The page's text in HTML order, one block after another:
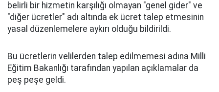
belirli bir hizmetin karşılığı olmayan "genel gider" ve
"diğer ücretler" adı altında ek ücret talep etmesinin
yasal düzenlemelere aykırı olduğu bildirildi.
Bu ücretlerin velilerden talep edilmemesi adına Milli
Eğitim Bakanlığı tarafından yapılan açıklamalar da
peş peşe geldi.